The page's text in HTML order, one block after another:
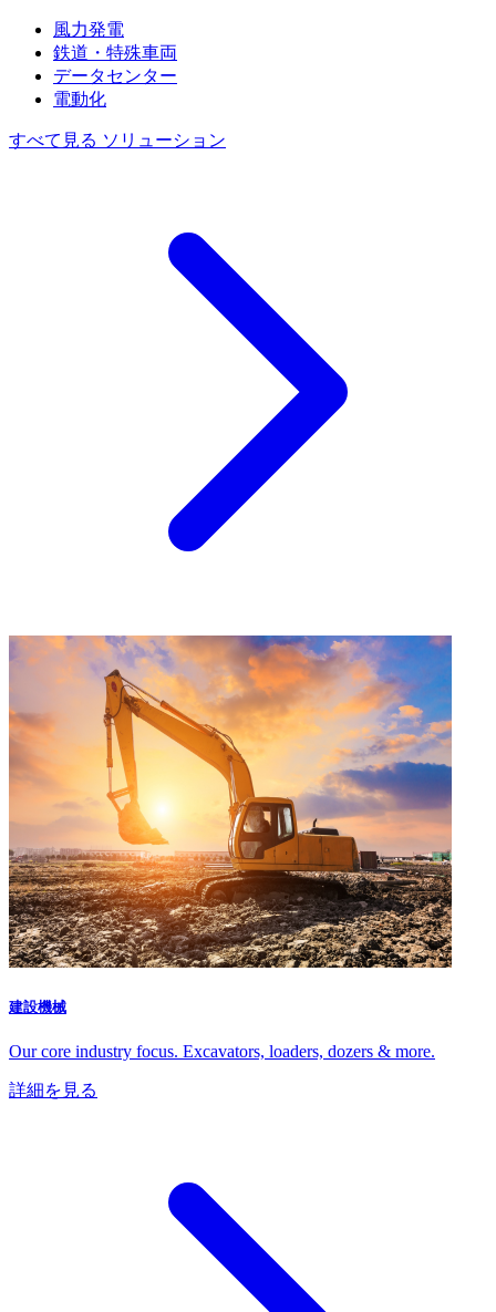
風力発電
鉄道・特殊車両
データセンター
電動化
すべて見る ソリューション
建設機械
Our core industry focus. Excavators, loaders, dozers & more.
詳細を見る